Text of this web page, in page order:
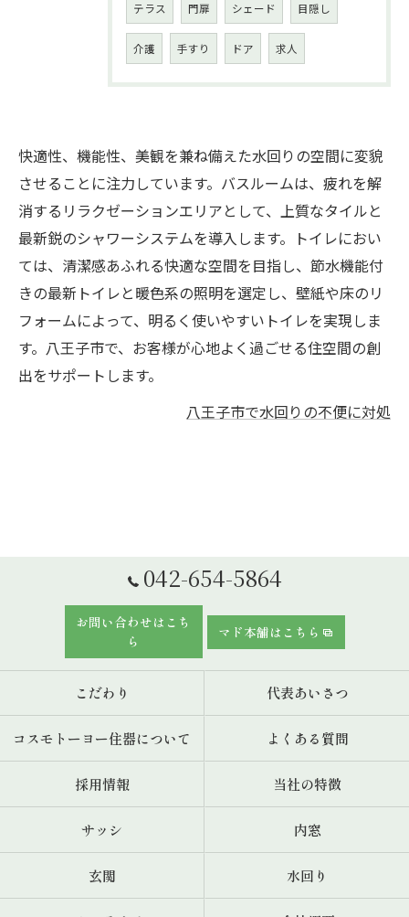
テラス 門扉 シェード 目隠し
介護 手すり ドア 求人
快適性、機能性、美観を兼ね備えた水回りの空間に変貌
させることに注力しています。バスルームは、疲れを解
消するリラクゼーションエリアとして、上質なタイルと
最新鋭のシャワーシステムを導入します。トイレにおい
ては、清潔感あふれる快適な空間を目指し、節水機能付
きの最新トイレと暖色系の照明を選定し、壁紙や床のリ
フォームによって、明るく使いやすいトイレを実現しま
す。八王子市で、お客様が心地よく過ごせる住空間の創
出をサポートします。
八王子市で水回りの不便に対処
042-654-5864
お問い合わせはこち
ら
マド本舗はこちら
こだわり 代表あいさつ
コスモトーヨー住器について よくある質問
採用情報 当社の特徴
サッシ 内窓
玄関 水回り